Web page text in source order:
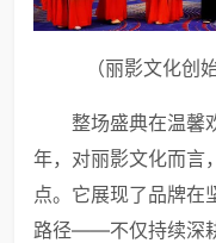
（丽影文化创
整场盛典在温馨
年，对丽影文化而言
点。它展现了品牌在
路径——不仅持续深